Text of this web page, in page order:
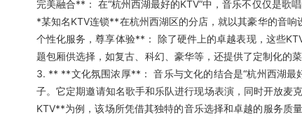
完美融合**： 在“杭州西湖最好的KTV”中，音乐不仅仅是歌
*某知名KTV连锁**在杭州西湖区的分店，就以其豪华的音
个性化服务，尊享体验**： 除了硬件上的卓越表现，这些
题包厢供选择，如复古、科幻、豪华等，还提供了定制化的
3. ** **文化氛围浓厚**： 音乐与文化的结合是“杭州西湖最
子。它定期邀请知名歌手和乐队进行现场表演，同时开放
KTV**为例，该场所凭借其独特的音乐选择和卓越的服务质